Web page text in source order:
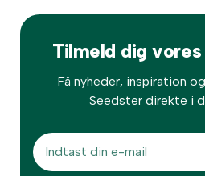
Tilmeld dig
Få nyheder, inspiration
Seedster direkte i